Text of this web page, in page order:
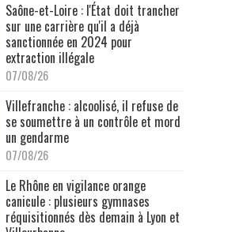
Saône-et-Loire : l'État doit trancher
sur une carrière qu'il a déjà
sanctionnée en 2024 pour
extraction illégale
07/08/26
Villefranche : alcoolisé, il refuse de
se soumettre à un contrôle et mord
un gendarme
07/08/26
Le Rhône en vigilance orange
canicule : plusieurs gymnases
réquisitionnés dès demain à Lyon et